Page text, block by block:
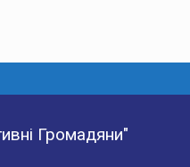
Громадяни"